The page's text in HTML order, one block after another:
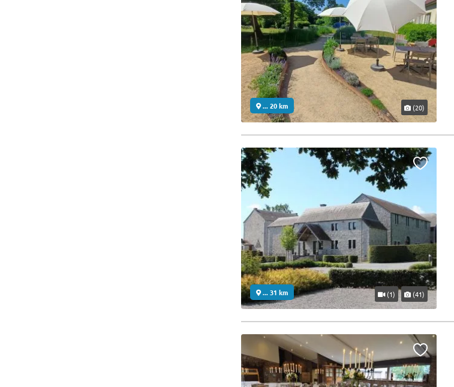
... 20 km (20)
... 31 km (1) (41)